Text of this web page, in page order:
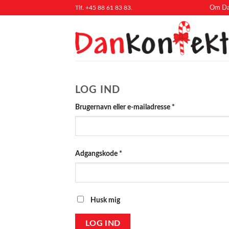
Tlf. +45 88 61 83 83. Om
LOG IND
Brugernavn eller e-mailadresse *
Adgangskode *
Husk mig
LOG IND